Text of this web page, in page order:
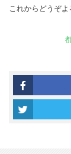
これからどうぞよ